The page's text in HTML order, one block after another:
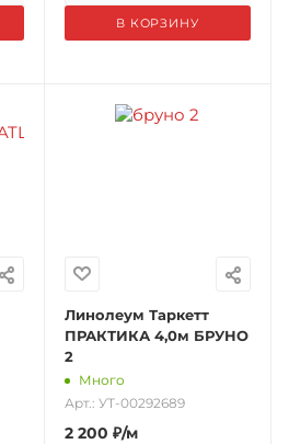
В КОРЗИНУ
Линолеум Таркетт
ПРАКТИКА 4,0м БРУНО
2
Много
Арт.: УТ-00292689
2 200 ₽/м